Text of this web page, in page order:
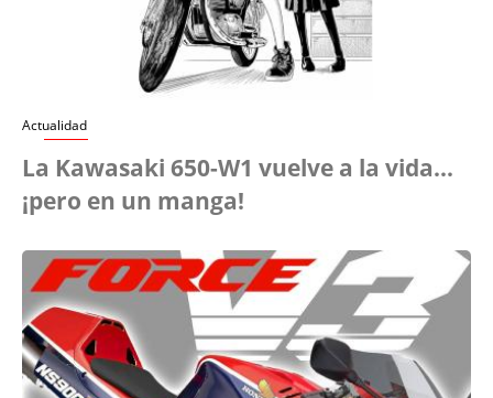
Actualidad
La Kawasaki 650-W1 vuelve a la vida...
¡pero en un manga!